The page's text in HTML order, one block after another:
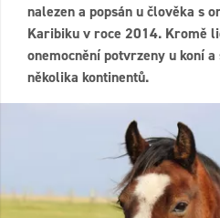
nalezen a popsán u člověka s
Karibiku v roce 2014. Kromě
onemocnění potvrzeny u koní
několika kontinentů.